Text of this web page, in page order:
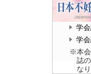
学
学
※本会
誌
な